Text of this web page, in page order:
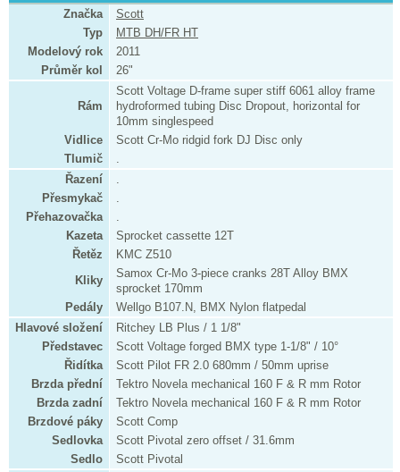
Značka
Scott
Typ
MTB DH/FR HT
Modelový rok
2011
Průměr kol
26"
Rám
Scott Voltage D-frame super stiff 6061 alloy frame
hydroformed tubing Disc Dropout, horizontal for
10mm singlespeed
Vidlice
Scott Cr-Mo ridgid fork DJ Disc only
Tlumič
.
Řazení
.
Přesmykač
.
Přehazovačka
.
Kazeta
Sprocket cassette 12T
Řetěz
KMC Z510
Kliky
Samox Cr-Mo 3-piece cranks 28T Alloy BMX
sprocket 170mm
Pedály
Wellgo B107.N, BMX Nylon flatpedal
Hlavové složení
Ritchey LB Plus / 1 1/8"
Představec
Scott Voltage forged BMX type 1-1/8" / 10°
Řidítka
Scott Pilot FR 2.0 680mm / 50mm uprise
Brzda přední
Tektro Novela mechanical 160 F & R mm Rotor
Brzda zadní
Tektro Novela mechanical 160 F & R mm Rotor
Brzdové páky
Scott Comp
Sedlovka
Scott Pivotal zero offset / 31.6mm
Sedlo
Scott Pivotal